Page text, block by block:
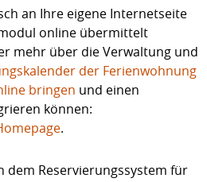
an Ihre eigene Internetseite
online übermittelt
mehr über die Verwaltung und
der Ferienwohnung
bringen und einen
können:
.
dem Reservierungssystem für